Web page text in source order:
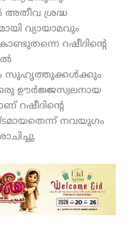
അതീവ ശ്രദ്ധ
വ്യായാമവും
റഷീദിന്റെ
സുഹൃത്തുക്കള്‍ക്കും
ഒരു ഊര്‍ജ്ജസ്വലനായ
റഷീദിന്റെ
നവയുഗം